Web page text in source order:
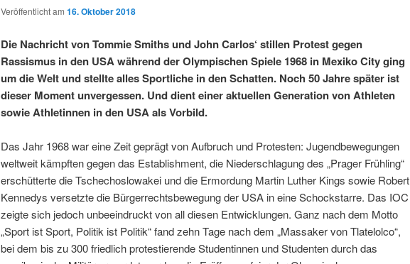
Veröffentlicht am 16. Oktober 2018
Die Nachricht von Tommie Smiths und John Carlos‘ stillen Protest gegen
Rassismus in den USA während der Olympischen Spiele 1968 in Mexiko City ging
um die Welt und stellte alles Sportliche in den Schatten. Noch 50 Jahre später ist
dieser Moment unvergessen. Und dient einer aktuellen Generation von Athleten
sowie Athletinnen in den USA als Vorbild.
Das Jahr 1968 war eine Zeit geprägt von Aufbruch und Protesten: Jugendbewegungen
weltweit kämpften gegen das Establishment, die Niederschlagung des „Prager Frühling“
erschütterte die Tschechoslowakei und die Ermordung Martin Luther Kings sowie Robert
Kennedys versetzte die Bürgerrechtsbewegung der USA in eine Schockstarre. Das IOC
zeigte sich jedoch unbeeindruckt von all diesen Entwicklungen. Ganz nach dem Motto
„Sport ist Sport, Politik ist Politik“ fand zehn Tage nach dem „Massaker von Tlatelolco“,
bei dem bis zu 300 friedlich protestierende Studentinnen und Studenten durch das